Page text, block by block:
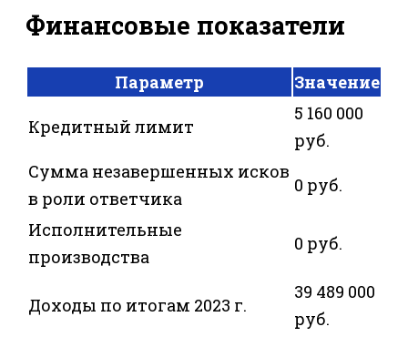
Финансовые показатели
Параметр Значение
Кредитный лимит
5 160 000
руб.
Сумма незавершенных исков
в роли ответчика
0 руб.
Исполнительные
производства
0 руб.
Доходы по итогам 2023 г.
39 489 000
руб.